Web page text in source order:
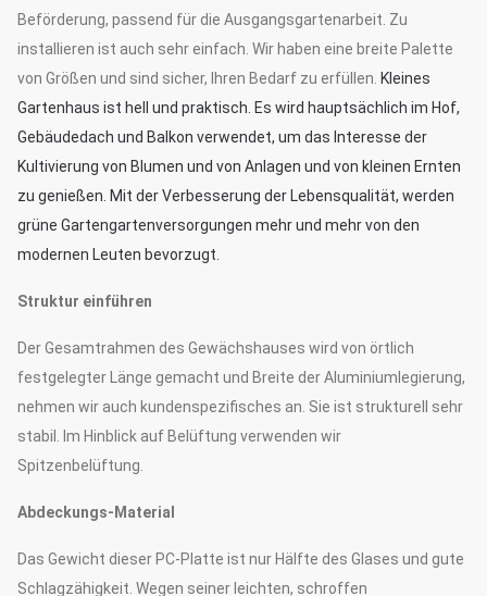
Beförderung, passend für die Ausgangsgartenarbeit. Zu
installieren ist auch sehr einfach. Wir haben eine breite Palette
von Größen und sind sicher, Ihren Bedarf zu erfüllen. Kleines
Gartenhaus ist hell und praktisch. Es wird hauptsächlich im Hof,
Gebäudedach und Balkon verwendet, um das Interesse der
Kultivierung von Blumen und von Anlagen und von kleinen Ernten
zu genießen. Mit der Verbesserung der Lebensqualität, werden
grüne Gartengartenversorgungen mehr und mehr von den
modernen Leuten bevorzugt.
Struktur einführen
Der Gesamtrahmen des Gewächshauses wird von örtlich
festgelegter Länge gemacht und Breite der Aluminiumlegierung,
nehmen wir auch kundenspezifisches an. Sie ist strukturell sehr
stabil. Im Hinblick auf Belüftung verwenden wir
Spitzenbelüftung.
Abdeckungs-Material
Das Gewicht dieser PC-Platte ist nur Hälfte des Glases und gute
Schlagzähigkeit. Wegen seiner leichten, schroffen